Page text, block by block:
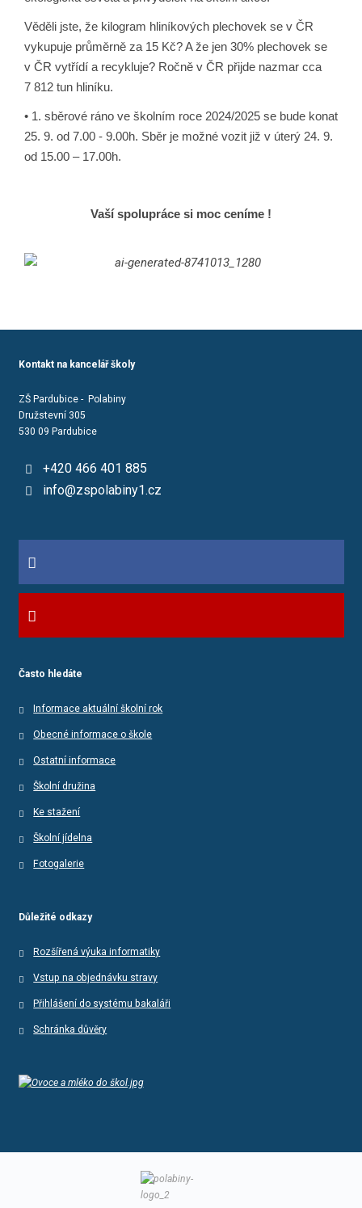
Věděli jste, že kilogram hliníkových plechovek se v ČR
vykupuje průměrně za 15 Kč? A že jen 30% plechovek se
v ČR vytřídí a recykluje? Ročně v ČR přijde nazmar cca
7 812 tun hliníku.
• 1. sběrové ráno ve školním roce 2024/2025 se bude konat
25. 9. od 7.00 - 9.00h. Sběr je možné vozit již v úterý 24. 9.
od 15.00 – 17.00h.
Vaší spolupráce si moc ceníme !
Kontakt na kancelář školy
ZŠ Pardubice - Polabiny
Družstevní 305
530 09 Pardubice
+420 466 401 885
info@zspolabiny1.cz
Často hledáte
Informace aktuální školní rok
Obecné informace o škole
Ostatní informace
Školní družina
Ke stažení
Školní jídelna
Fotogalerie
Důležité odkazy
Rozšířená výuka informatiky
Vstup na objednávku stravy
Přihlášení do systému bakaláři
Schránka důvěry